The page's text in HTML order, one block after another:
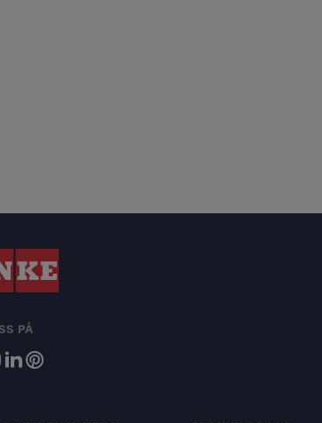
PÅ